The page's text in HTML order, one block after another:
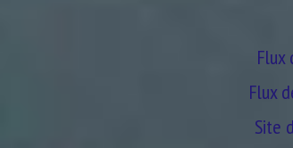
Flux
Flux
Site